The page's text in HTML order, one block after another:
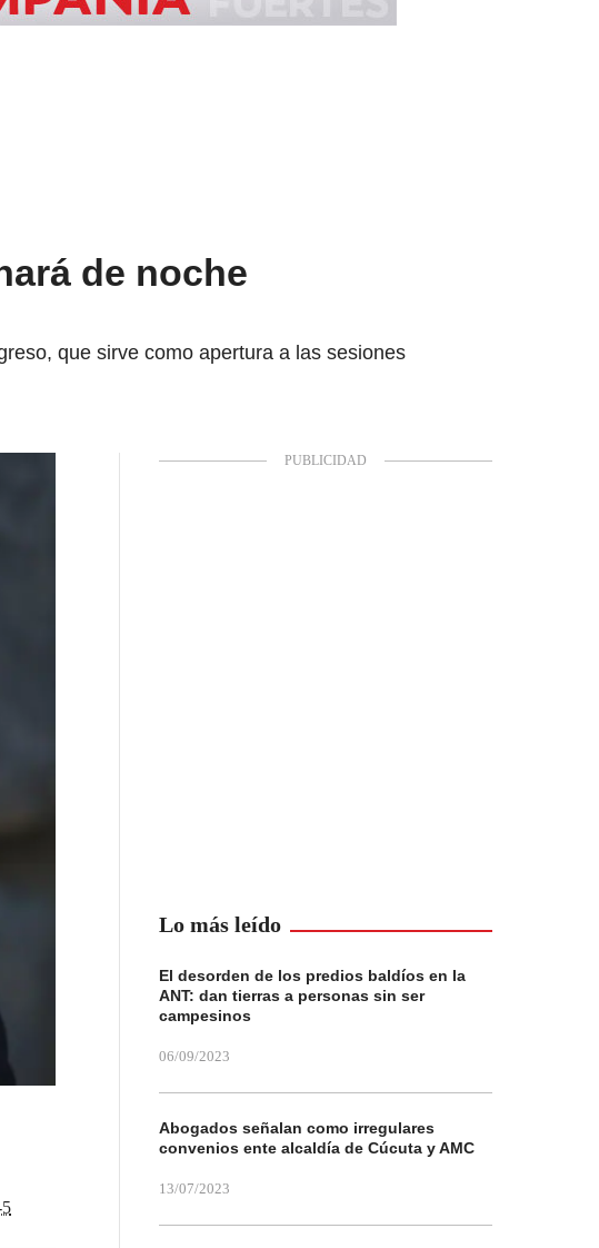
de noche
que sirve como apertura a las sesiones
Lo más leído
El desorden de los predios baldíos en la
ANT: dan tierras a personas sin ser
campesinos
06/09/2023
Abogados señalan como irregulares
convenios ente alcaldía de Cúcuta y AMC
13/07/2023